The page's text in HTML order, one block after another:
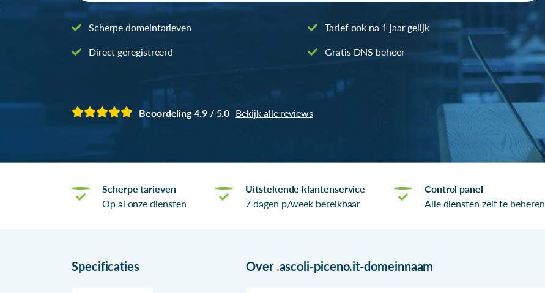
Scherpe domeintarieven
Direct geregistreerd
Tarief ook na 1 jaar gelijk
Gratis DNS beheer
Beoordeling 4.9 / 5.0 Bekijk alle reviews
Scherpe tarieven
Op al onze diensten
Uitstekende klantenservice
7 dagen p/week bereikbaar
Control panel
Alle diensten zelf te beheren
Specificaties Over .ascoli-piceno.it-domeinnaam